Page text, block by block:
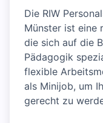
Die RIW
Münster ist eine
die sich auf die
Pädagogik
flexible
als Minijob, um
gerecht zu